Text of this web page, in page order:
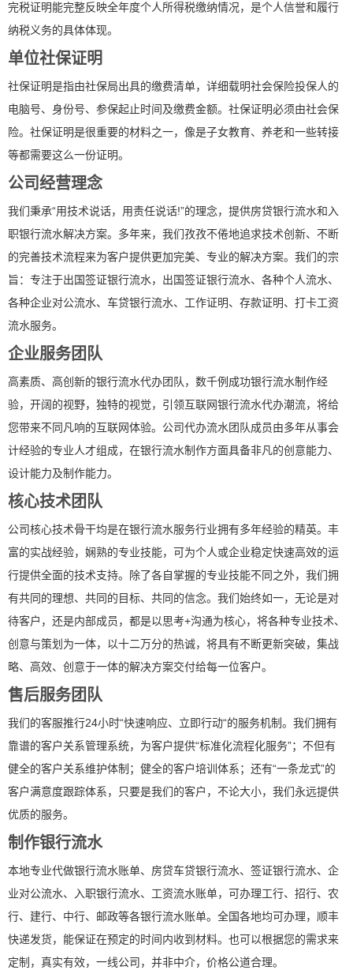
完税证明能完整反映全年度个人所得税缴纳情况，是个人信誉和履行
纳税义务的具体体现。
单位社保证明
社保证明是指由社保局出具的缴费清单，详细载明社会保险投保人的
电脑号、身份号、参保起止时间及缴费金额。社保证明必须由社会保
险。社保证明是很重要的材料之一，像是子女教育、养老和一些转接
等都需要这么一份证明。
公司经营理念
我们秉承“用技术说话，用责任说话!”的理念，提供房贷银行流水和入
职银行流水解决方案。多年来，我们孜孜不倦地追求技术创新、不断
的完善技术流程来为客户提供更加完美、专业的解决方案。我们的宗
旨：专注于出国签证银行流水，出国签证银行流水、各种个人流水、
各种企业对公流水、车贷银行流水、工作证明、存款证明、打卡工资
流水服务。
企业服务团队
高素质、高创新的银行流水代办团队，数千例成功银行流水制作经
验，开阔的视野，独特的视觉，引领互联网银行流水代办潮流，将给
您带来不同凡响的互联网体验。公司代办流水团队成员由多年从事会
计经验的专业人才组成，在银行流水制作方面具备非凡的创意能力、
设计能力及制作能力。
核心技术团队
公司核心技术骨干均是在银行流水服务行业拥有多年经验的精英。丰
富的实战经验，娴熟的专业技能，可为个人或企业稳定快速高效的运
行提供全面的技术支持。除了各自掌握的专业技能不同之外，我们拥
有共同的理想、共同的目标、共同的信念。我们始终如一，无论是对
待客户，还是内部成员，都是以思考+沟通为核心，将各种专业技术、
创意与策划为一体，以十二万分的热诚，将具有不断更新突破，集战
略、高效、创意于一体的解决方案交付给每一位客户。
售后服务团队
我们的客服推行24小时“快速响应、立即行动“的服务机制。我们拥有
靠谱的客户关系管理系统，为客户提供“标准化流程化服务”；不但有
健全的客户关系维护体制；健全的客户培训体系；还有“一条龙式”的
客户满意度跟踪体系，只要是我们的客户，不论大小，我们永远提供
优质的服务。
制作银行流水
本地专业代做银行流水账单、房贷车贷银行流水、签证银行流水、企
业对公流水、入职银行流水、工资流水账单，可办理工行、招行、农
行、建行、中行、邮政等各银行流水账单。全国各地均可办理，顺丰
快递发货，能保证在预定的时间内收到材料。也可以根据您的需求来
定制，真实有效，一线公司，并非中介，价格公道合理。